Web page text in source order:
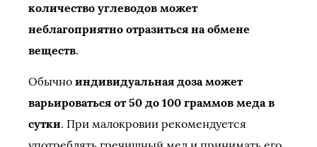
количество углеводов может
неблагоприятно отразиться на обмене
веществ.
Обычно индивидуальная доза может
варьироваться от 50 до 100 граммов меда в
сутки. При малокровии рекомендуется